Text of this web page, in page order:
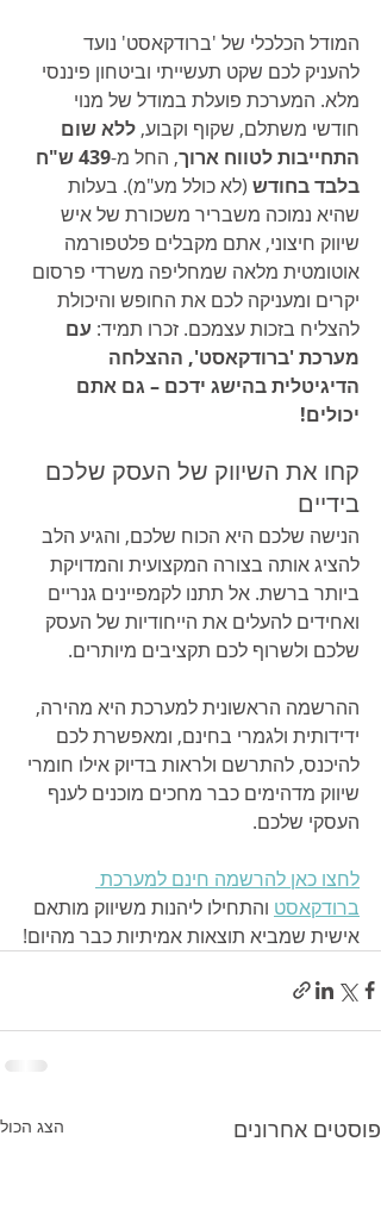
המודל הכלכלי של 'ברודקאסט' נועד
להעניק לכם שקט תעשייתי וביטחון פיננסי
מלא. המערכת פועלת במודל של מנוי
חודשי משתלם, שקוף וקבוע, ללא שום
התחייבות לטווח ארוך, החל מ-
439 ש"ח
בלבד בחודש (לא כולל מע"מ). בעלות
שהיא נמוכה משבריר משכורת של איש
שיווק חיצוני, אתם מקבלים פלטפורמה
אוטומטית מלאה שמחליפה משרדי פרסום
יקרים ומעניקה לכם את החופש והיכולת
להצליח בזכות עצמכם. זכרו תמיד: עם
מערכת 'ברודקאסט', ההצלחה
הדיגיטלית בהישג ידכם – גם אתם
יכולים!
קחו את השיווק של העסק שלכם
בידיים
הנישה שלכם היא הכוח שלכם, והגיע הלב
להציג אותה בצורה המקצועית והמדויקת
ביותר ברשת. אל תתנו לקמפיינים גנריים
ואחידים להעלים את הייחודיות של העסק
שלכם ולשרוף לכם תקציבים מיותרים.
ההרשמה הראשונית למערכת היא מהירה,
ידידותית ולגמרי בחינם, ומאפשרת לכם
להיכנס, להתרשם ולראות בדיוק אילו חומרי
שיווק מדהימים כבר מחכים מוכנים לענף
העסקי שלכם.
לחצו כאן להרשמה חינם למערכת
ברודקאסט והתחילו ליהנות משיווק מותאם
אישית שמביא תוצאות אמיתיות כבר מהיום!
פוסטים אחרונים הצג הכול